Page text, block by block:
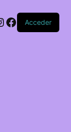
Facebook
Acceder